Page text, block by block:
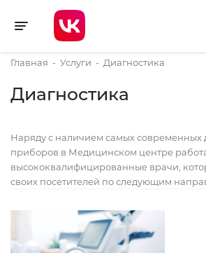
Toggle navigation
Главная - Услуги - Диагностика
Диагностика
Наряду с наличием самых современных
приборов в Медицинском центре
высококвалифицированные врачи,
своих посетителей по следующим